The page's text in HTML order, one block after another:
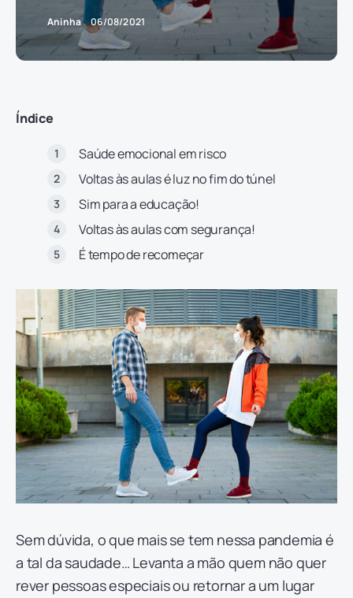
Aninha 06/08/2021
Índice
Saúde emocional em risco
Voltas às aulas é luz no fim do túnel
Sim para a educação!
Voltas às aulas com segurança!
É tempo de recomeçar
Sem dúvida, o que mais se tem nessa pandemia é
a tal da saudade… Levanta a mão quem não quer
rever pessoas especiais ou retornar a um lugar